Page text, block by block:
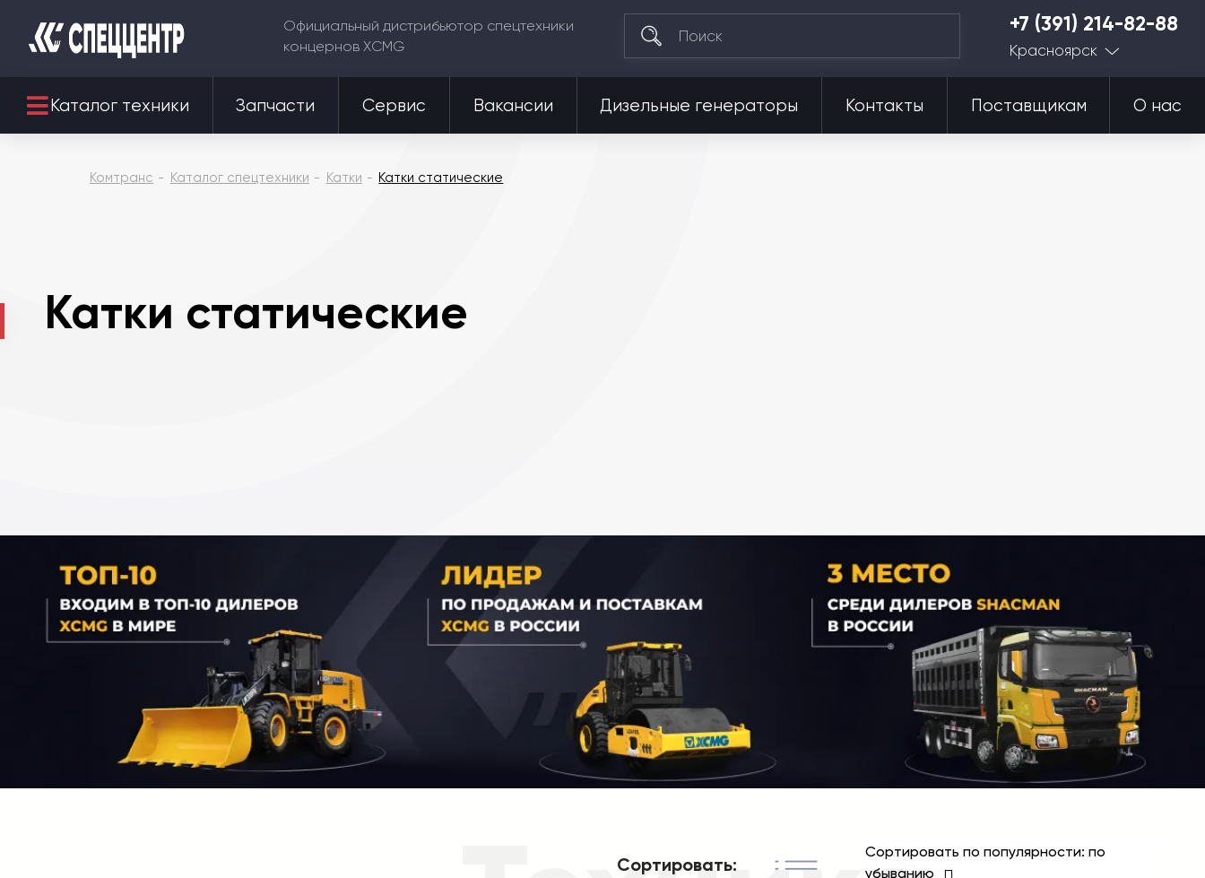
Официальный дистрибьютор спецтехники
концернов XCMG
+7 (391) 214-82-88
Красноярск
Каталог техники Запчасти Сервис Вакансии Дизельные генераторы Контакты Поставщикам О нас
Комтранс Каталог спецтехники Катки Катки статические
Катки статические
Сортировать:
Сортировать по популярности: по
убыванию